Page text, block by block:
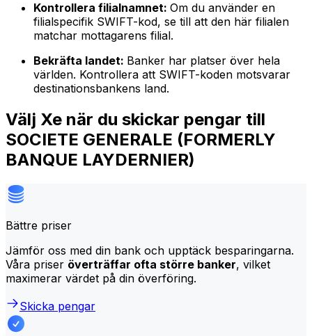
Kontrollera filialnamnet: Om du använder en
filialspecifik SWIFT-kod, se till att den här filialen
matchar mottagarens filial.
Bekräfta landet: Banker har platser över hela
världen. Kontrollera att SWIFT-koden motsvarar
destinationsbankens land.
Välj Xe när du skickar pengar till
SOCIETE GENERALE (FORMERLY
BANQUE LAYDERNIER)
Bättre priser
Jämför oss med din bank och upptäck besparingarna.
Våra priser överträffar ofta större banker, vilket
maximerar värdet på din överföring.
Skicka pengar